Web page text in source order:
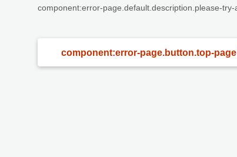
component:error-page.default.description.please-try-
component:error-page.button.top-page